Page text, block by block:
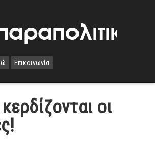
Επικοινωνία
οι